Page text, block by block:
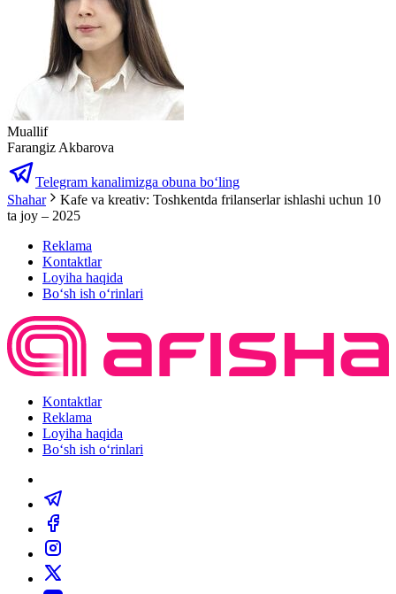
Muallif
Farangiz Akbarova
Telegram kanalimizga obuna bo‘ling
Shahar
Kafe va kreativ: Toshkentda frilanserlar ishlashi uchun 10
ta joy – 2025
Reklama
Kontaktlar
Loyiha haqida
Bo‘sh ish o‘rinlari
Kontaktlar
Reklama
Loyiha haqida
Bo‘sh ish o‘rinlari